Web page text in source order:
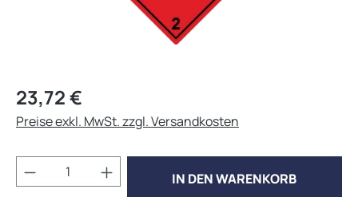
Regulärer Preis:
23,72 €
Preise exkl. MwSt. zzgl. Versandkosten
Produkt Anzahl: Gib den gewünschten
IN DEN WARENKORB